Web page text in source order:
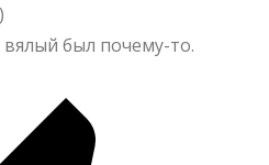
вялый был почему-то.